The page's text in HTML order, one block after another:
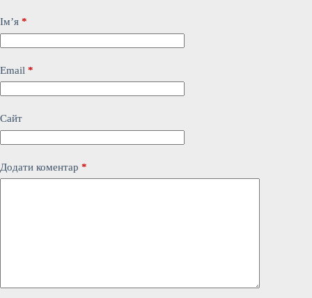
Ім’я *
Email *
Сайт
Додати коментар *